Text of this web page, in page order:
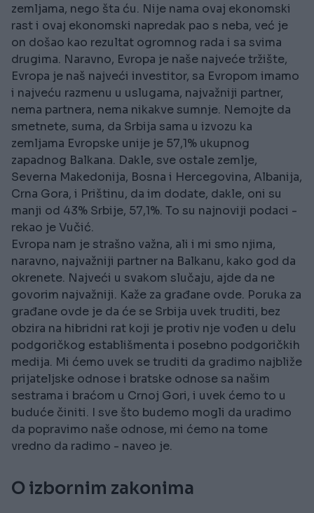
zemljama, nego šta ću. Nije nama ovaj ekonomski
rast i ovaj ekonomski napredak pao s neba, već je
on došao kao rezultat ogromnog rada i sa svima
drugima. Naravno, Evropa je naše najveće tržište,
Evropa je naš najveći investitor, sa Evropom imamo
i najveću razmenu u uslugama, najvažniji partner,
nema partnera, nema nikakve sumnje. Nemojte da
smetnete, suma, da Srbija sama u izvozu ka
zemljama Evropske unije je 57,1% ukupnog
zapadnog Balkana. Dakle, sve ostale zemlje,
Severna Makedonija, Bosna i Hercegovina, Albanija,
Crna Gora, i Prištinu, da im dodate, dakle, oni su
manji od 43% Srbije, 57,1%. To su najnoviji podaci -
rekao je Vučić.
Evropa nam je strašno važna, ali i mi smo njima,
naravno, najvažniji partner na Balkanu, kako god da
okrenete. Najveći u svakom slučaju, ajde da ne
govorim najvažniji. Kaže za građane ovde. Poruka za
građane ovde je da će se Srbija uvek truditi, bez
obzira na hibridni rat koji je protiv nje vođen u delu
podgoričkog establišmenta i posebno podgoričkih
medija. Mi ćemo uvek se truditi da gradimo najbliže
prijateljske odnose i bratske odnose sa našim
sestrama i braćom u Crnoj Gori, i uvek ćemo to u
buduće činiti. I sve što budemo mogli da uradimo
da popravimo naše odnose, mi ćemo na tome
vredno da radimo - naveo je.
O izbornim zakonima